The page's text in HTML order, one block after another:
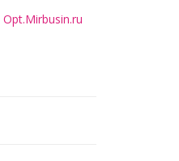
Opt.Mirbusin.ru